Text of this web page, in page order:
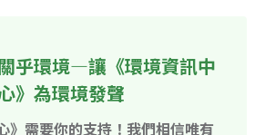
乎環境—讓《環境資訊中
》為環境發聲
》需要你的支持！我們相信唯有